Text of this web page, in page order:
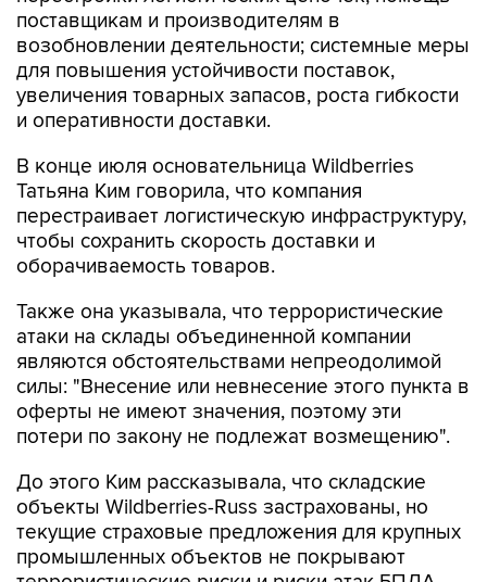
поставщикам и производителям в
возобновлении деятельности; системные меры
для повышения устойчивости поставок,
увеличения товарных запасов, роста гибкости
и оперативности доставки.
В конце июля основательница Wildberries
Татьяна Ким говорила, что компания
перестраивает логистическую инфраструктуру,
чтобы сохранить скорость доставки и
оборачиваемость товаров.
Также она указывала, что террористические
атаки на склады объединенной компании
являются обстоятельствами непреодолимой
силы: "Внесение или невнесение этого пункта в
оферты не имеют значения, поэтому эти
потери по закону не подлежат возмещению".
До этого Ким рассказывала, что складские
объекты Wildberries-Russ застрахованы, но
текущие страховые предложения для крупных
промышленных объектов не покрывают